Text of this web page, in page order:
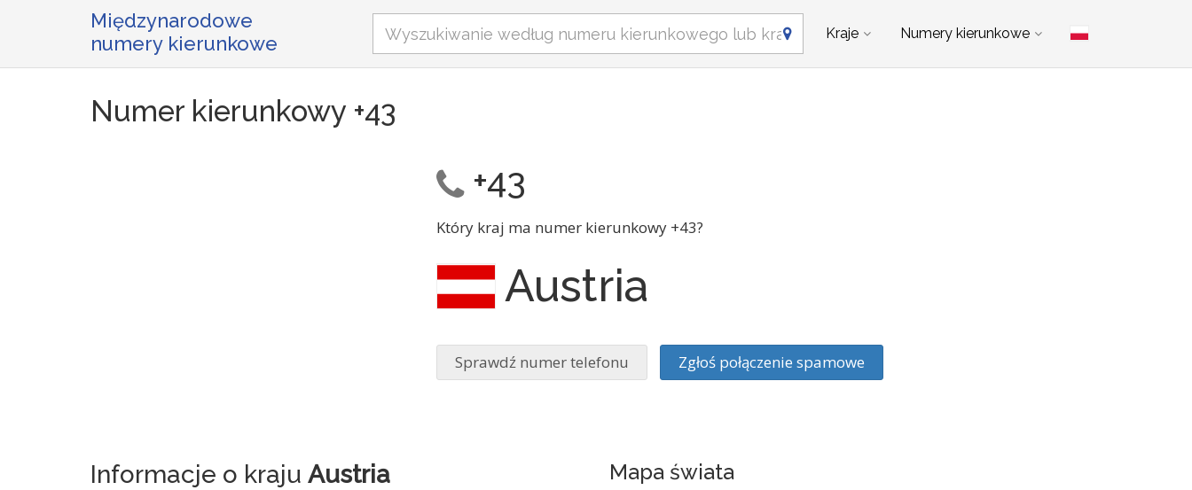
Międzynarodowe
numery kierunkowe
Kraje Numery kierunkowe
Numer kierunkowy +43
+43
Który kraj ma numer kierunkowy +43?
Austria
Sprawdź numer telefonu Zgłoś połączenie spamowe
Informacje o kraju Austria Mapa świata